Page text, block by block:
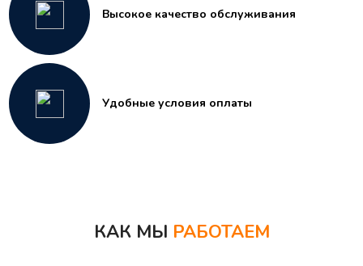
Высокое качество обслуживания
Удобные условия оплаты
КАК МЫ РАБОТАЕМ